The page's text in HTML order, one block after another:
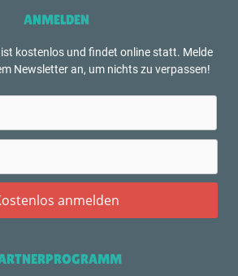
ANMELDEN
kostenlos und findet online statt. Melde
Newsletter an, um nichts zu verpassen!